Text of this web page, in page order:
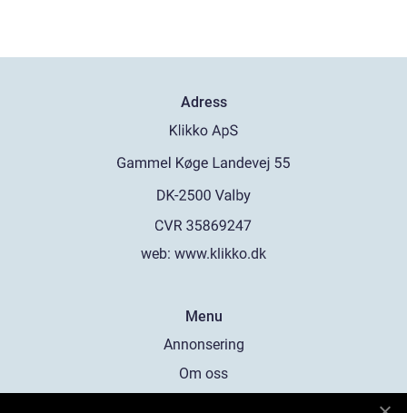
Adress
web: www.klikko.dk
Menu
Annonsering
Om oss